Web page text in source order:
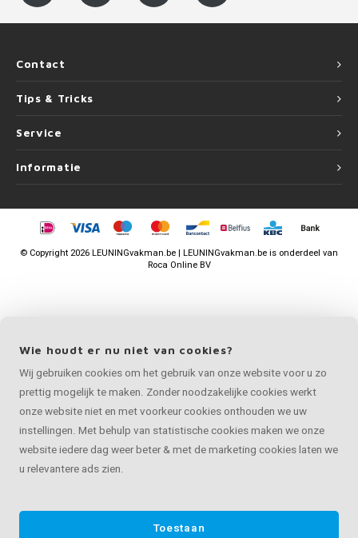
Contact
Tips & Tricks
Service
Informatie
© Copyright 2026 LEUNINGvakman.be | LEUNINGvakman.be is onderdeel van
Roca Online BV
Wie houdt er nu niet van cookies?
Wij gebruiken cookies om het gebruik van onze website voor u zo
prettig mogelijk te maken. Zonder noodzakelijke cookies werkt
onze website niet en met voorkeur cookies onthouden we uw
instellingen. Met behulp van statistische cookies maken we onze
website iedere dag weer beter & met de marketing cookies laten we
u relevantere ads zien.
Toestaan